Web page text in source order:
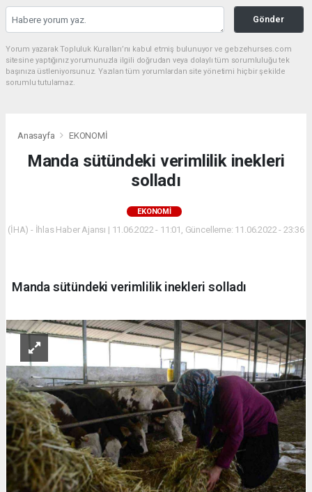
Gönder
Yorum yazarak Topluluk Kuralları’nı kabul etmiş bulunuyor ve gebzehurses.com
sitesine yaptığınız yorumunuzla ilgili doğrudan veya dolaylı tüm sorumluluğu tek
başınıza üstleniyorsunuz. Yazılan tüm yorumlardan site yönetimi hiçbir şekilde
sorumlu tutulamaz.
Anasayfa EKONOMİ
Manda sütündeki verimlilik inekleri
solladı
EKONOMİ
(İHA) - İhlas Haber Ajansı | 11.06.2022 - 11:01, Güncelleme: 11.06.2022 - 23:36
Manda sütündeki verimlilik inekleri solladı